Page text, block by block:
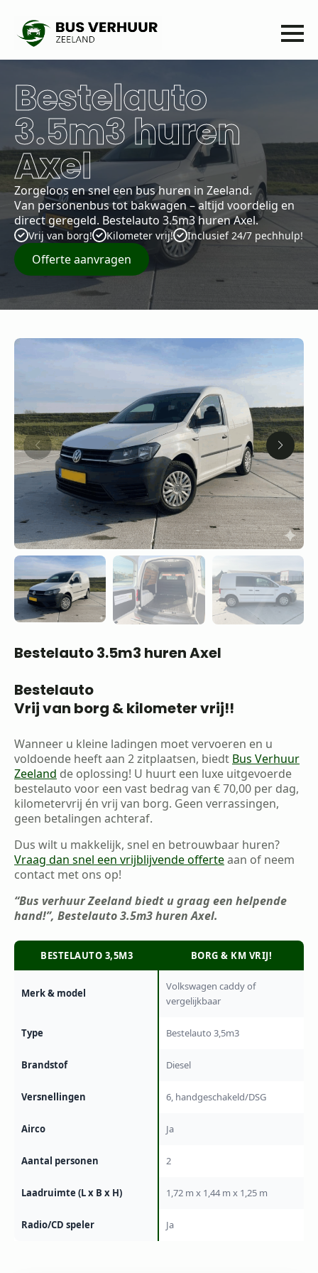
Bestelauto
3.5m3 huren
Axel
Zorgeloos en snel een bus huren in Zeeland.
Van personenbus tot bakwagen – altijd voordelig en
direct geregeld. Bestelauto 3.5m3 huren Axel.
Vrij van borg! Kilometer vrij! Inclusief 24/7 pechhulp!
Offerte aanvragen
Bestelauto 3.5m3 huren Axel
Bestelauto
Vrij van borg & kilometer vrij!!
Wanneer u kleine ladingen moet vervoeren en u
voldoende heeft aan 2 zitplaatsen, biedt Bus Verhuur
Zeeland de oplossing! U huurt een luxe uitgevoerde
bestelauto voor een vast bedrag van € 70,00 per dag,
kilometervrij én vrij van borg. Geen verrassingen,
geen betalingen achteraf.
Dus wilt u makkelijk, snel en betrouwbaar huren?
Vraag dan snel een vrijblijvende offerteaan of neem
contact met ons op!
“Bus verhuur Zeeland biedt u graag een helpende
hand!”, Bestelauto 3.5m3 huren Axel.
BESTELAUTO 3,5M3 BORG & KM VRIJ!
Merk & model
Volkswagen caddy of
vergelijkbaar
Type Bestelauto 3,5m3
Brandstof Diesel
Versnellingen 6, handgeschakeld/DSG
Airco Ja
Aantal personen 2
Laadruimte (L x B x H) 1,72 m x 1,44 m x 1,25 m
Radio/CD speler Ja